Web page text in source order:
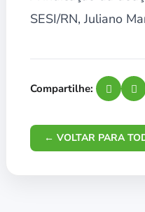
SESI/RN, Juliano
Compartilhe:
← VOLTAR PARA